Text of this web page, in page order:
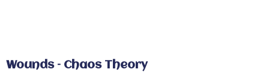
Wounds – Chaos Theory